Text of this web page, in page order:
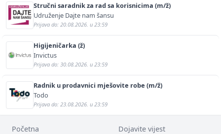
Stručni saradnik za rad sa korisnicima (m/ž)
Udruženje Dajte nam šansu
Prijava do: 20.08.2026. u 23:59
Higijeničarka (ž)
Invictus
Prijava do: 30.08.2026. u 23:59
Radnik u prodavnici mješovite robe (m/ž)
Todo
Prijava do: 23.08.2026. u 23:59
Početna Dojavite vijest